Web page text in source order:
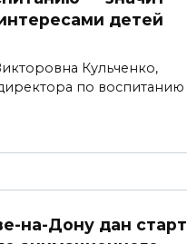
детей
Кульченко,
по воспитанию
на-Дону дан старт